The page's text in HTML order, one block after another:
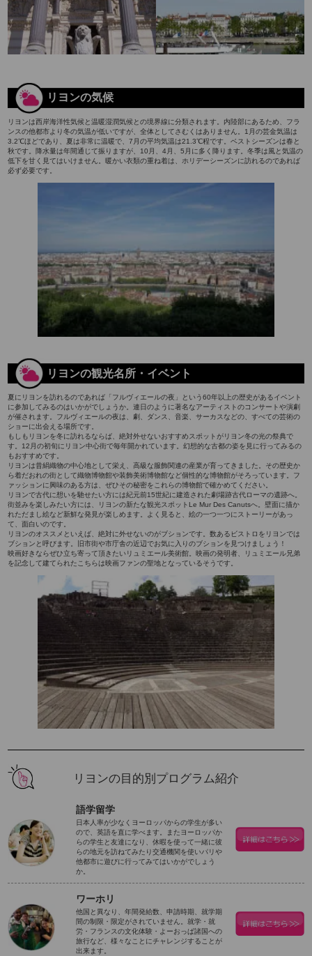
リヨンの気候
リヨンは西岸海洋性気候と温暖湿潤気候との境界線に分類されます。内陸部にあるため、フラ
ンスの他都市より冬の気温が低いですが、全体としてさむくはありません。1月の芸金気温は
3.2℃ほどであり、夏は非常に温暖で、7月の平均気温は21.3℃程です。ベストシーズンは春と
秋です。降水量は年間通じて振りますが、10月、4月、5月に多く降ります。冬季は風と気温の
低下を甘く見てはいけません。暖かい衣類の重ね着は、ホリデーシーズンに訪れるのであれば
必ず必要です。
リヨンの観光名所・イベント
夏にリヨンを訪れるのであれば「フルヴィエールの夜」という60年以上の歴史があるイベント
に参加してみるのはいかがでしょうか。連日のように著名なアーティストのコンサートや演劇
が催されます。フルヴィエールの夜は、劇、ダンス、音楽、サーカスなどの、すべての芸術の
ショーに出会える場所です。
もしもリヨンを冬に訪れるならば、絶対外せないおすすめスポットがリヨン冬の光の祭典で
す。12月の初旬にリヨン中心街で毎年開かれています。幻想的な古都の姿を見に行ってみるの
もおすすめです。
リヨンは昔絹織物の中心地として栄え、高級な服飾関連の産業が育ってきました。その歴史か
ら着だおれの街として織物博物館や装飾美術博物館など個性的な博物館がそろっています。フ
ァッションに興味のある方は、ぜひその秘密をこれらの博物館で確かめてください。
リヨンで古代に想いを馳せたい方には紀元前15世紀に建造された劇場跡古代ローマの遺跡へ。
街並みを楽しみたい方には、リヨンの新たな観光スポットLe Mur Des Canutsへ。壁面に描か
れただまし絵など新鮮な発見が楽しめます。よく見ると、絵の一つ一つにストーリーがあっ
て、面白いのです。
リヨンのオススメといえば、絶対に外せないのがブションです。数あるビストロをリヨンでは
ブションと呼びます。旧市街や市庁舎の近辺でお気に入りのブションを見つけましょう！
映画好きならぜひ立ち寄って頂きたいリュミエール美術館。映画の発明者、リュミエール兄弟
を記念して建てられたこちらは映画ファンの聖地となっているそうです。
リヨンの目的別プログラム紹介
語学留学
日本人率が少なくヨーロッパからの学生が多い
ので、英語を直に学べます。またヨーロッパか
らの学生と友達になり、休暇を使って一緒に彼
らの地元を訪ねてみたり交通機関を使いパリや
他都市に遊びに行ってみてはいかがでしょう
か。
ワーホリ
他国と異なり、年間発給数、申請時期、就学期
間の制限・限定がされていません。就学・就
労・フランスの文化体験・よーおっぱ諸国への
旅行など、様々なことにチャレンジすることが
出来ます。